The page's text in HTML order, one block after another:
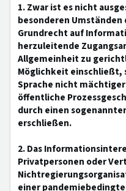
1. Zwar ist es nicht
besonderen Umständen
Grundrecht auf
herzuleitende
Allgemeinheit zu
Möglichkeit einschließt,
Sprache nicht
öffentliche
durch einen
erschließen.
2. Das
Privatpersonen oder
einer